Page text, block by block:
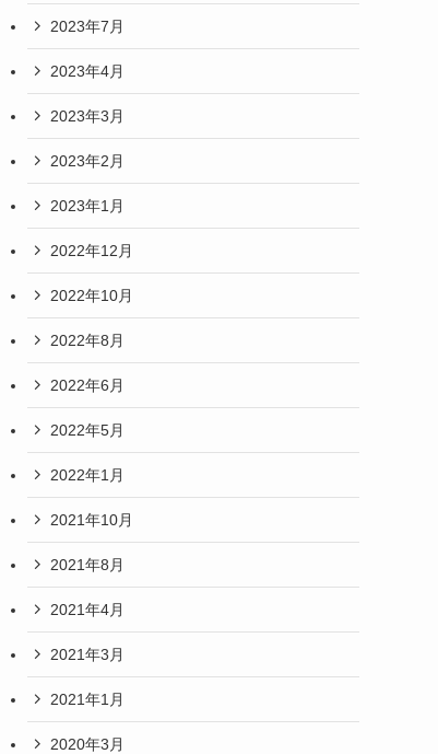
2023年7月
2023年4月
2023年3月
2023年2月
2023年1月
2022年12月
2022年10月
2022年8月
2022年6月
2022年5月
2022年1月
2021年10月
2021年8月
2021年4月
2021年3月
2021年1月
2020年3月